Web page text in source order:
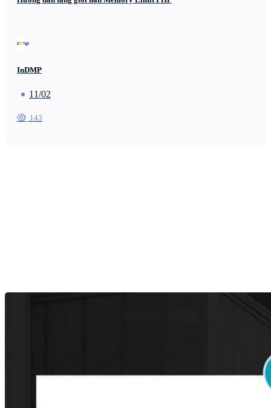
InDMP
11/02
143